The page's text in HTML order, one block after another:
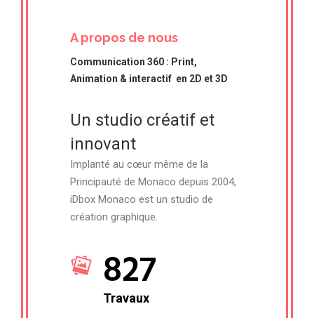
A propos de nous
Communication 360 : Print,
Animation & interactif en 2D et 3D
Un studio créatif et
innovant
Implanté au cœur même de la
Principauté de Monaco depuis 2004,
iDbox Monaco est un studio de
création graphique.
827
Travaux